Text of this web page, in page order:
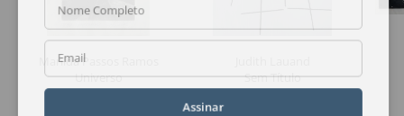
Marilda Passos Ramos
Universo
Sem Título
Nome Completo
Email
Assinar